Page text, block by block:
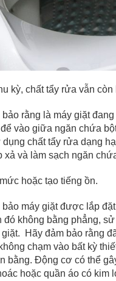
kỳ, chất tẩy rửa vẫn
bảo rằng là máy giặt
vào giữa ngăn chứa
chất tẩy rửa dạng
xả và làm sạch ngăn
hoặc tạo tiếng ồn.
máy giặt được lắp
không bằng phẳng,
Hãy đảm bảo rằng
chạm vào bất kỳ
bằng. Động cơ có thể
hoặc quần áo có kim